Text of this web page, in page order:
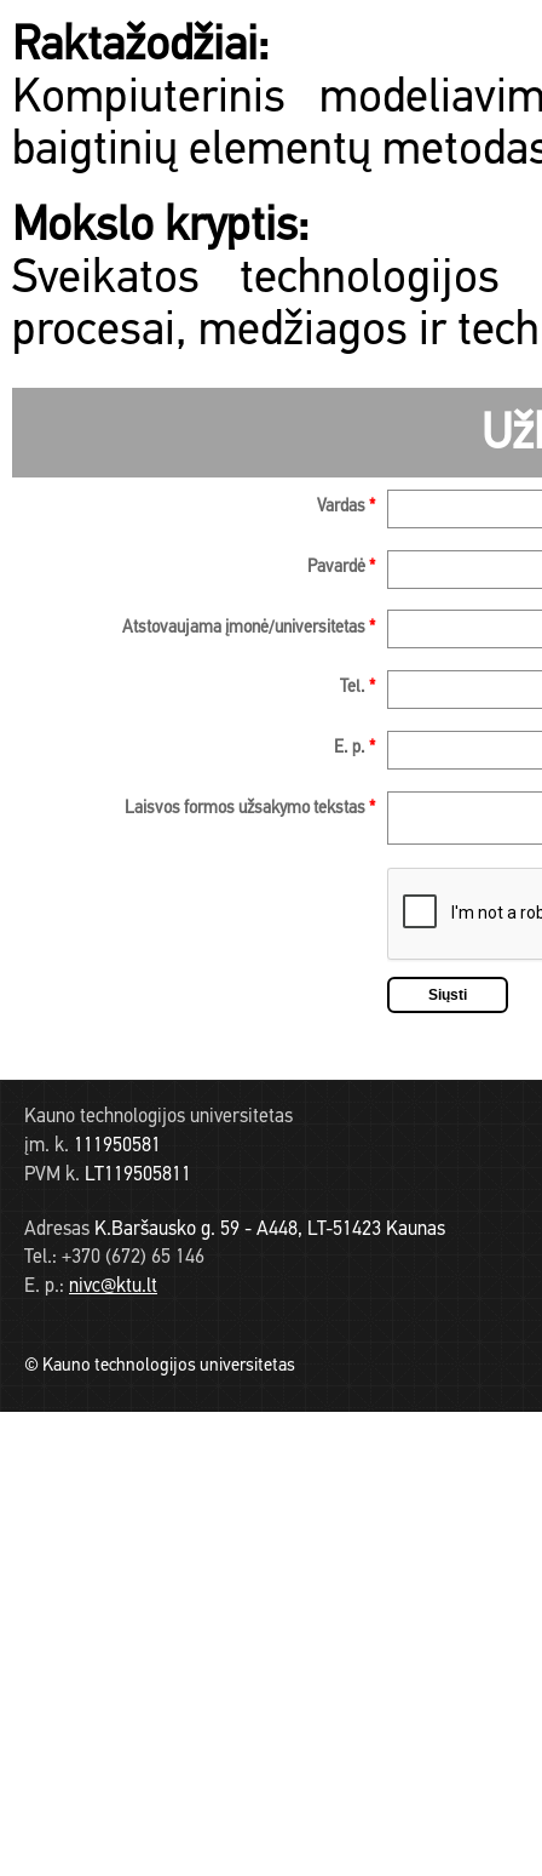
Raktažodžiai:
Kompiuterinis
baigtinių elementų
Mokslo kryptis:
Sveikatos
procesai, medžiagos ir
Vardas *
Pavardė *
Atstovaujama įmonė/universitetas *
Tel. *
E. p. *
Laisvos formos užsakymo tekstas *
Kauno technologijos universitetas
įm. k. 111950581
PVM k. LT119505811
Adresas K.Baršausko g. 59 - A448, LT-51423 Kaunas
Tel.: +370 (672) 65 146
E. p.: nivc@ktu.lt
© Kauno technologijos universitetas